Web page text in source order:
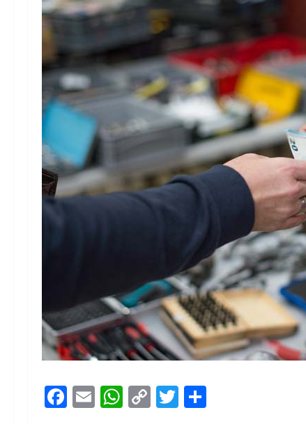
Facebook
EmailWhatsApp
CopyTwitter